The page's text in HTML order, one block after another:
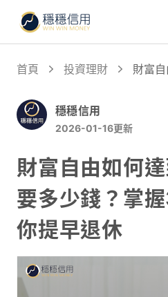
首頁 投資理財
財富
穩穩信用
2026-01-16更新
財富自由如何
要多少錢？掌
你提早退休